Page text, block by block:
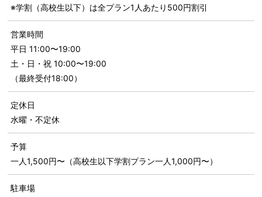
※学割（高校生以下）は全プラン1人あたり500円割引
営業時間
平日 11:00〜19:00
土・日・祝 10:00〜19:00
（最終受付18:00）
定休日
水曜・不定休
予算
一人1,500円〜（高校生以下学割プラン一人1,000円〜）
駐車場